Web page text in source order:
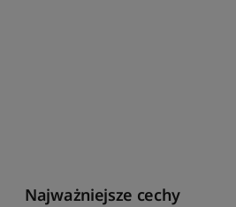
Najważniejsze cechy